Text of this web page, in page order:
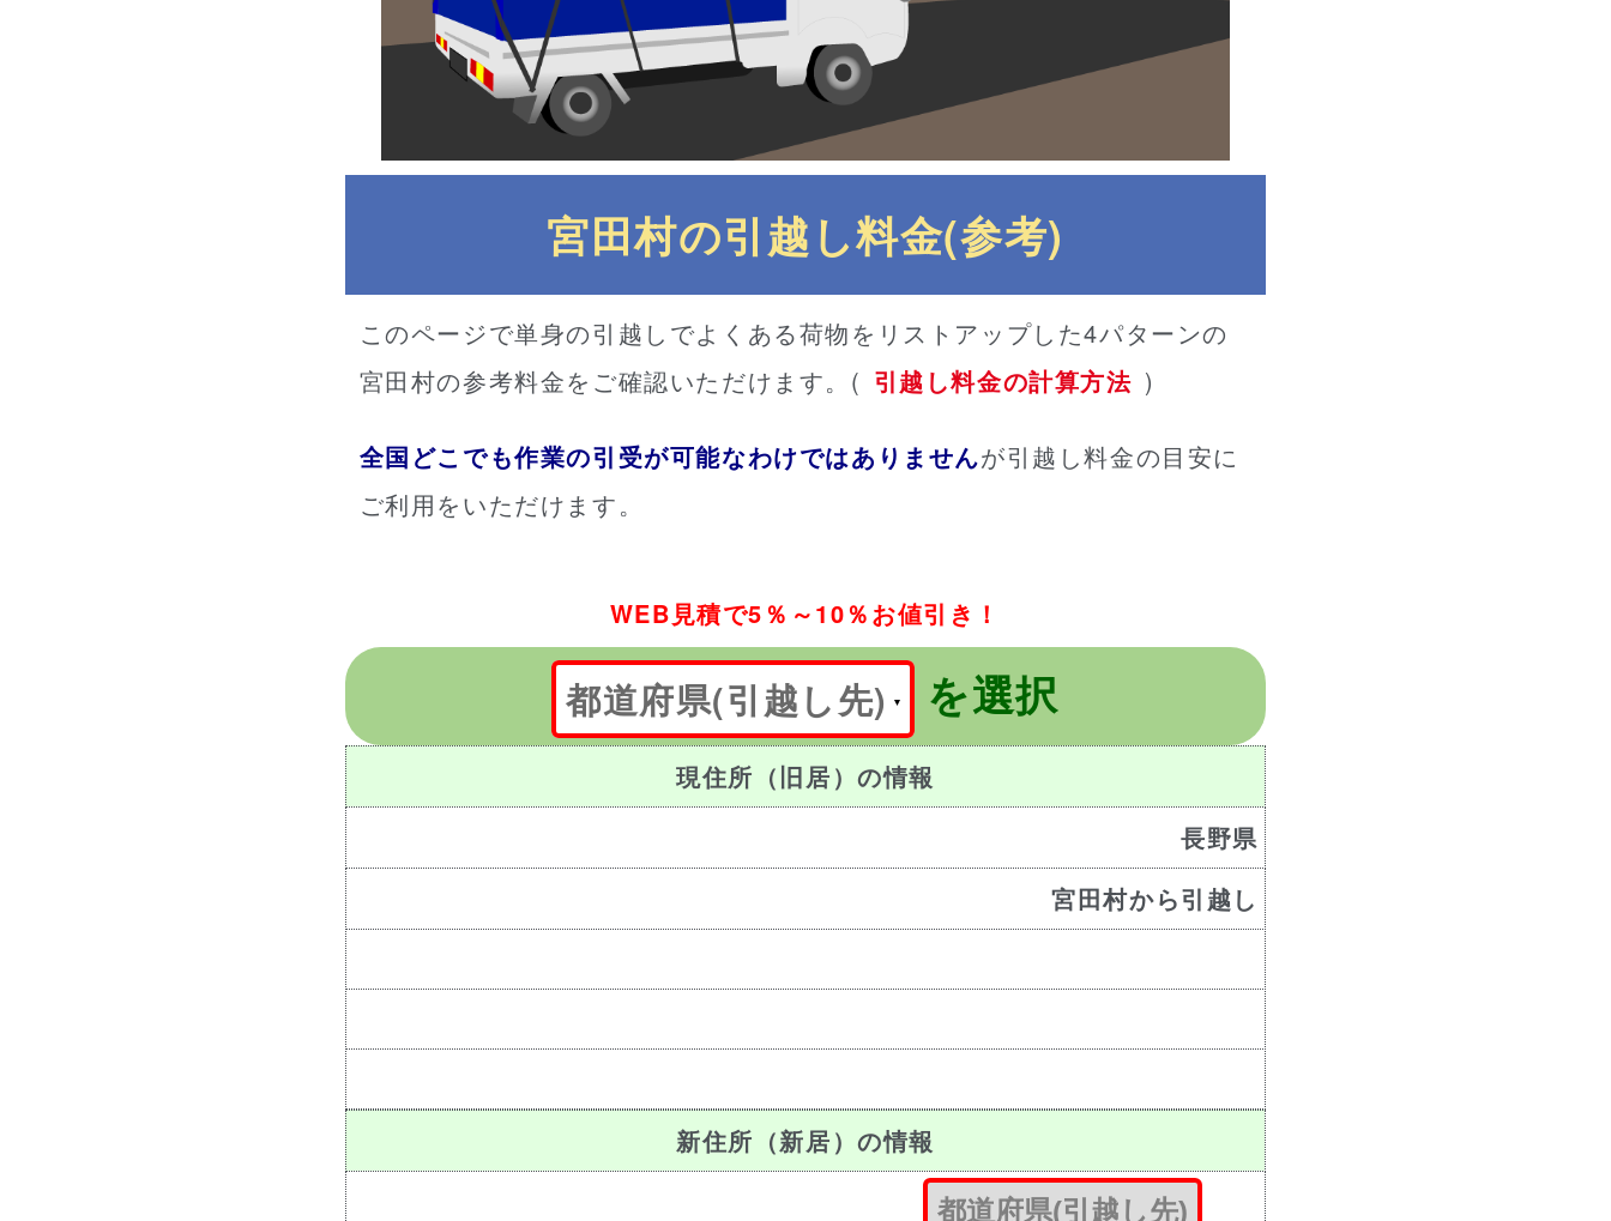
宮田村の引越し料金(参考)
このページで単身の引越しでよくある荷物をリストアップした4パターンの
宮田村の参考料金をご確認いただけます。( 引越し料金の計算方法 )
全国どこでも作業の引受が可能なわけではありませんが引越し料金の目安に
ご利用をいただけます。
WEB見積で5％～10％お値引き！
都道府県(引越し先) を選択
現住所（旧居）の情報
長野県
宮田村から引越し
新住所（新居）の情報